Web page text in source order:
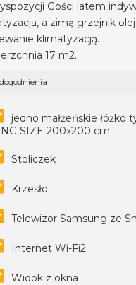
Gości latem
a zimą grzejnik
klimatyzacją.
17 m2.
jedno małżeńskie łóżko
SIZE 200x200 cm
Stoliczek
Krzesło
Telewizor Samsung ze
Internet Wi-Fi2
Widok z okna